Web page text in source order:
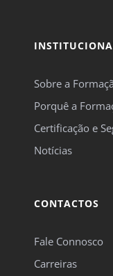
Sobre a
Porquê a
Certificação e
Notícias
CONTACTOS
Fale Connosco
Carreiras